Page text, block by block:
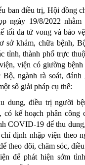
ban điều trị, Hội đồng
ngày 19/8/2022 nhằm
tối đa tử vong và bảo
sở khám, chữa bệnh,
tỉnh, thành phố trực
viện có giường
ngành rà soát, đánh
số giải pháp cụ thể:
dung, điều trị người
có kế hoạch phân công
COVID-19 để thu
định nhập viện theo
theo dõi, chăm sóc,
để phát hiện sớm